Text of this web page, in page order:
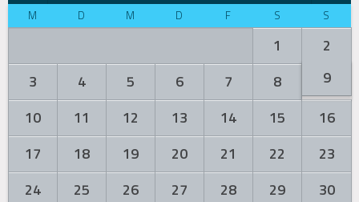
M D M D F S S
1
2
3
4 5 6 7 8
9
10
11 12 13 14 15
16
17
18 19 20 21 22
23
24
25 26 27 28 29
30